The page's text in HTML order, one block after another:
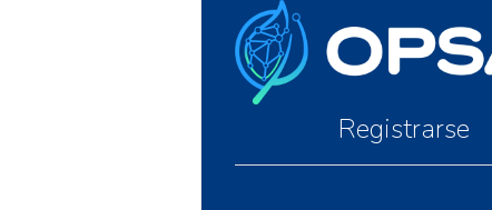
Registrarse